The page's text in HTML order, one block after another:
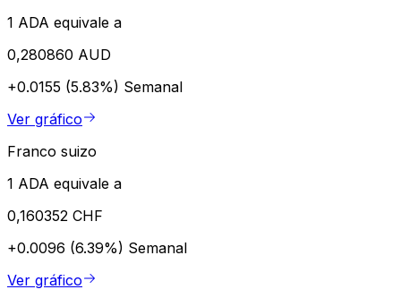
1 ADA equivale a
0,280860 AUD
+0.0155 (5.83%) Semanal
Ver gráfico
Franco suizo
1 ADA equivale a
0,160352 CHF
+0.0096 (6.39%) Semanal
Ver gráfico